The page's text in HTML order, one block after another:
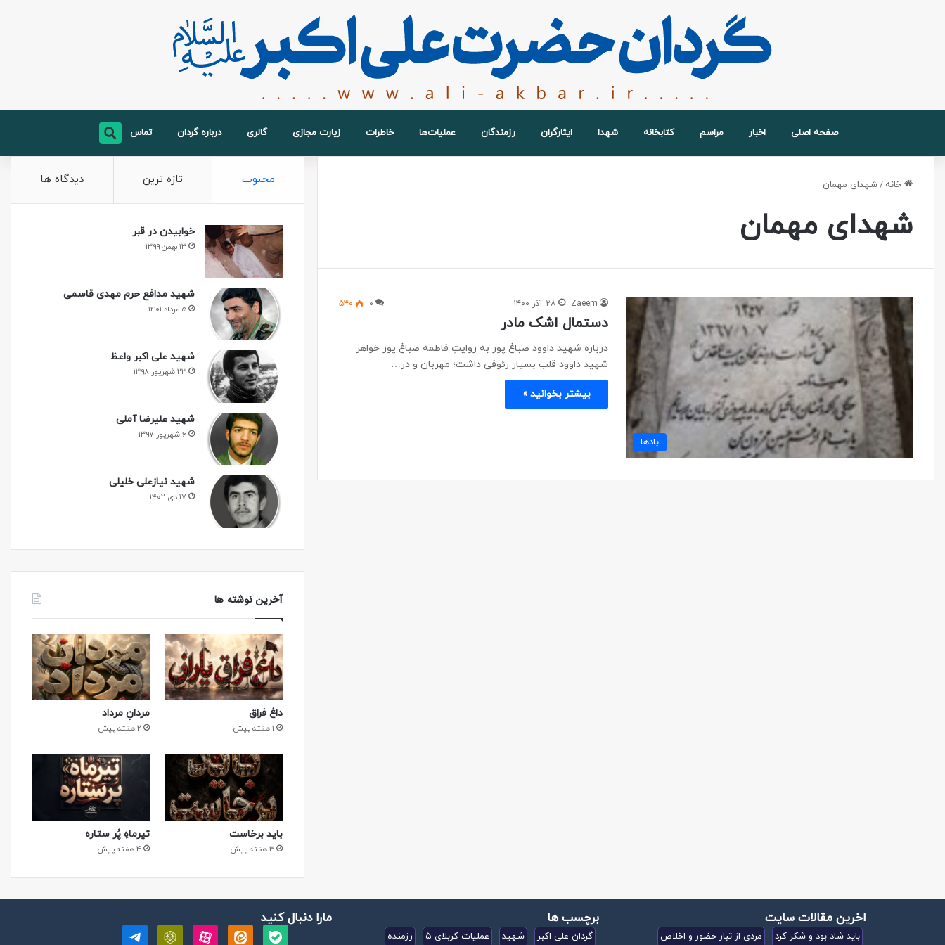
صفحه اصلی اخبار مراسم کتابخانه شهدا ایثارگران رزمندگان عملیات‌ها خاطرات زیارت مجازی گالری درباره گردان تماس
خانه /شهدای مهمان
شهدای مهمان
یادها
Zaeem ۲۸ آذر ۱۴۰۰ ۰ ۵۴۰
دستمال اشک مادر
درباره شهید داوود صباغ پور به روایتِ فاطمه صباغ پور خواهر
شهید داوود قلب بسیار رئوفی داشت؛ مهربان و در…
بیشتر بخوانید »
محبوب تازه ترین دیدگاه ها
خوابیدن در قبر
۱۳ بهمن ۱۳۹۹
شهید مدافع حرم مهدی قاسمی
۵ مرداد ۱۴۰۱
شهید علی اکبر واعظ
۲۳ شهریور ۱۳۹۸
شهید علیرضا آملی
۶ شهریور ۱۳۹۷
شهید نیازعلی خلیلی
۱۷ دی ۱۴۰۲
آخرین نوشته ها
داغ فراق
1 هفته پیش
مردانِ مرداد
2 هفته پیش
باید برخاست
3 هفته پیش
تیرماهِ پُر ستاره
4 هفته پیش
اخرین مقالات سایت
باید شاد بود و شکر کرد مردی از تبار حضور و اخلاص
برچسب ها
گردان علی اکبر شهید عملیات کربلای 5 رزمنده
مارا دنبال کنید